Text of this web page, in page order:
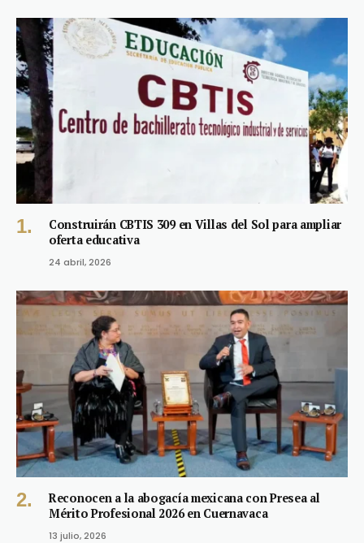
Construirán CBTIS 309 en Villas del Sol para ampliar
oferta educativa
24 abril, 2026
Reconocen a la abogacía mexicana con Presea al
Mérito Profesional 2026 en Cuernavaca
13 julio, 2026